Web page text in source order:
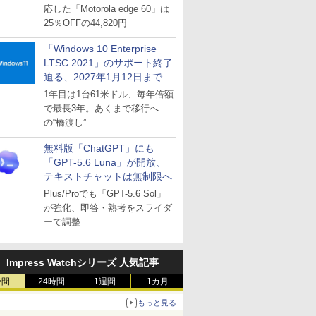
応した「Motorola edge 60」は
25％OFFの44,820円
「Windows 10 Enterprise
LTSC 2021」のサポート終了
迫る、2027年1月12日まで
～ESUは9月1日から販売
1年目は1台61米ドル、毎年倍額
で最長3年。あくまで移行へ
の“橋渡し”
無料版「ChatGPT」にも
「GPT-5.6 Luna」が開放、
テキストチャットは無制限へ
Plus/Proでも「GPT-5.6 Sol」
が強化、即答・熟考をスライダ
ーで調整
Impress Watchシリーズ 人気記事
24時間 1週間 1カ月
もっと見る